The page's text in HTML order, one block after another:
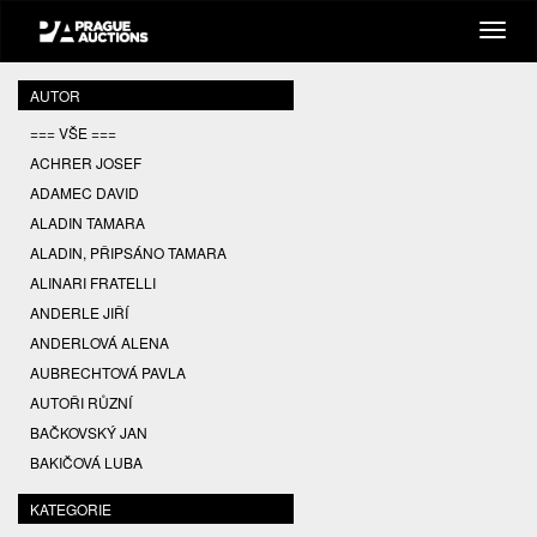
AUTOR
=== VŠE ===
ACHRER JOSEF
ADAMEC DAVID
ALADIN TAMARA
ALADIN, PŘIPSÁNO TAMARA
ALINARI FRATELLI
ANDERLE JIŘÍ
ANDERLOVÁ ALENA
AUBRECHTOVÁ PAVLA
AUTOŘI RŮZNÍ
BAČKOVSKÝ JAN
BAKIČOVÁ LUBA
BALCAR JIŘÍ
BALCAR KAREL
KATEGORIE